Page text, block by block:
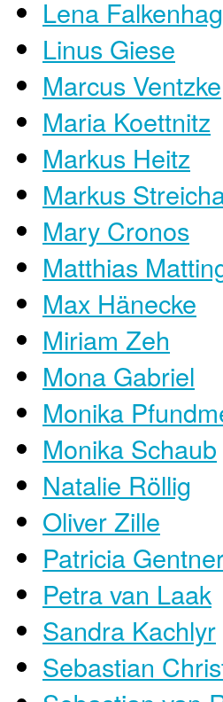
Lena
Linus Giese
Marcus Ventzke
Maria Koettnitz
Markus Heitz
Markus
Mary Cronos
Matthias
Max Hänecke
Miriam Zeh
Mona Gabriel
Monika
Monika Schaub
Natalie Röllig
Oliver Zille
Patricia
Petra van Laak
Sandra Kachlyr
Sebastian